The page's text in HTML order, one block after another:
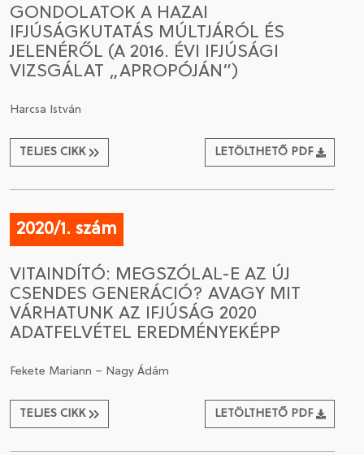
GONDOLATOK A HAZAI
IFJÚSÁGKUTATÁS MÚLTJÁRÓL ÉS
JELENÉRŐL (A 2016. ÉVI IFJÚSÁGI
VIZSGÁLAT „APROPÓJÁN”)
Harcsa István
TELJES CIKK LETÖLTHETŐ PDF
2020/1. szám
VITAINDÍTÓ: MEGSZÓLAL-E AZ ÚJ
CSENDES GENERÁCIÓ? AVAGY MIT
VÁRHATUNK AZ IFJÚSÁG 2020
ADATFELVÉTEL EREDMÉNYEKÉPP
Fekete Mariann – Nagy Ádám
TELJES CIKK LETÖLTHETŐ PDF